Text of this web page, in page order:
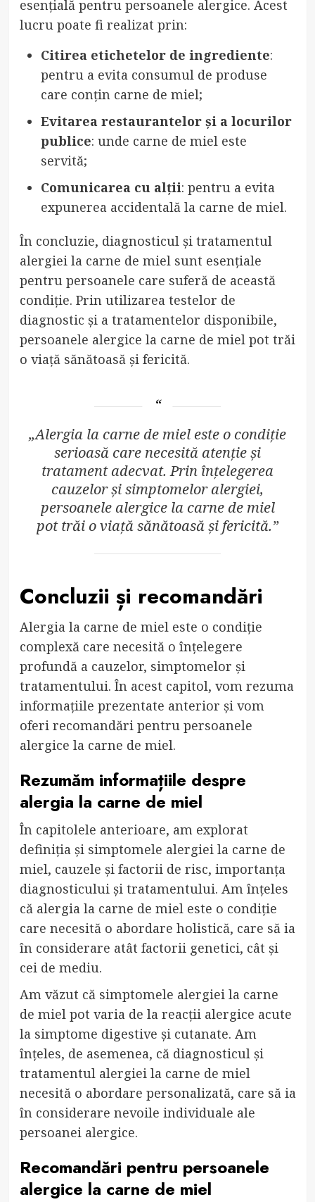
esențială pentru persoanele alergice. Acest
lucru poate fi realizat prin:
Citirea etichetelor de ingrediente:
pentru a evita consumul de produse
care conțin carne de miel;
Evitarea restaurantelor și a locurilor
publice: unde carne de miel este
servită;
Comunicarea cu alții: pentru a evita
expunerea accidentală la carne de miel.
În concluzie, diagnosticul și tratamentul
alergiei la carne de miel sunt esențiale
pentru persoanele care suferă de această
condiție. Prin utilizarea testelor de
diagnostic și a tratamentelor disponibile,
persoanele alergice la carne de miel pot trăi
o viață sănătoasă și fericită.
„Alergia la carne de miel este o condiție
serioasă care necesită atenție și
tratament adecvat. Prin înțelegerea
cauzelor și simptomelor alergiei,
persoanele alergice la carne de miel
pot trăi o viață sănătoasă și fericită.”
Concluzii și recomandări
Alergia la carne de miel este o condiție
complexă care necesită o înțelegere
profundă a cauzelor, simptomelor și
tratamentului. În acest capitol, vom rezuma
informațiile prezentate anterior și vom
oferi recomandări pentru persoanele
alergice la carne de miel.
Rezumăm informațiile despre
alergia la carne de miel
În capitolele anterioare, am explorat
definiția și simptomele alergiei la carne de
miel, cauzele și factorii de risc, importanța
diagnosticului și tratamentului. Am înțeles
că alergia la carne de miel este o condiție
care necesită o abordare holistică, care să ia
în considerare atât factorii genetici, cât și
cei de mediu.
Am văzut că simptomele alergiei la carne
de miel pot varia de la reacții alergice acute
la simptome digestive și cutanate. Am
înțeles, de asemenea, că diagnosticul și
tratamentul alergiei la carne de miel
necesită o abordare personalizată, care să ia
în considerare nevoile individuale ale
persoanei alergice.
Recomandări pentru persoanele
alergice la carne de miel